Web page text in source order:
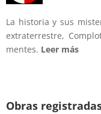
La historia y sus
extraterrestre,
mentes. Leer más
Obras